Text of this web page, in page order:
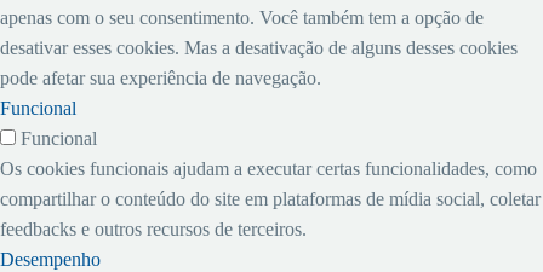
apenas com o seu consentimento. Você também tem a opção de
desativar esses cookies. Mas a desativação de alguns desses cookies
pode afetar sua experiência de navegação.
Funcional
Funcional
Os cookies funcionais ajudam a executar certas funcionalidades, como
compartilhar o conteúdo do site em plataformas de mídia social, coletar
feedbacks e outros recursos de terceiros.
Desempenho